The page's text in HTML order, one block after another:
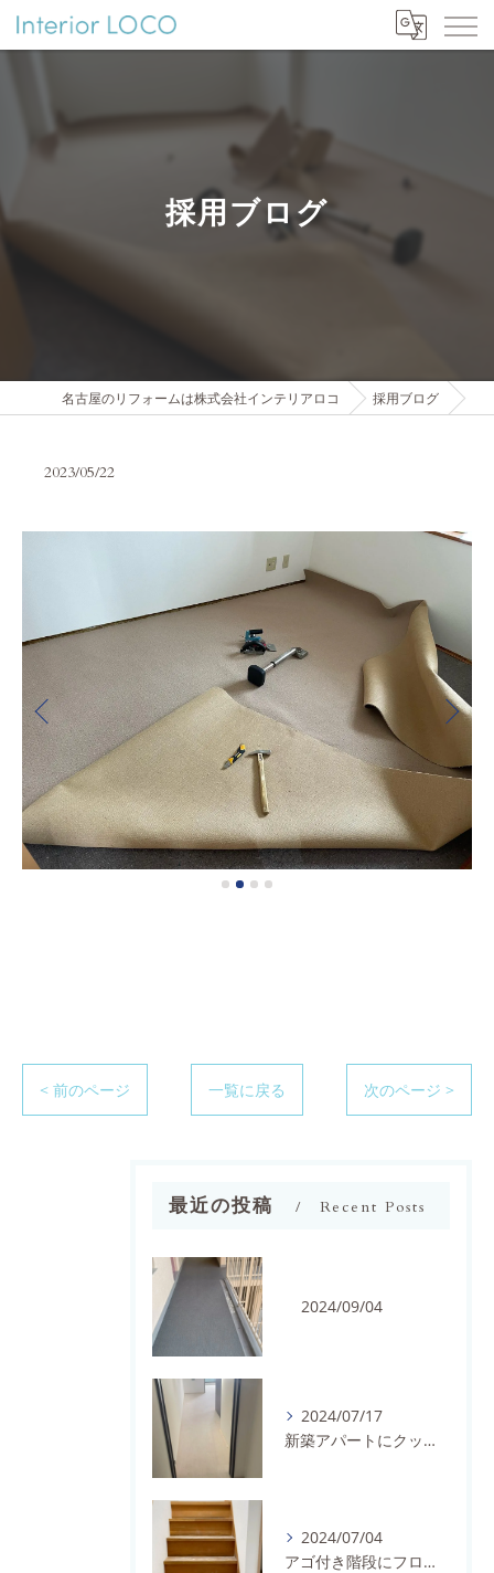
採用ブログ
名古屋のリフォームは株式会社インテリアロコ 採用ブログ
2023/05/22
< 前のページ 一覧に戻る 次のページ >
最近の投稿 Recent Posts
2024/09/04
2024/07/17
新築アパートにクッションフロアを施工しました。
2024/07/04
アゴ付き階段にフロアタイルとノンスリップを施工しました。